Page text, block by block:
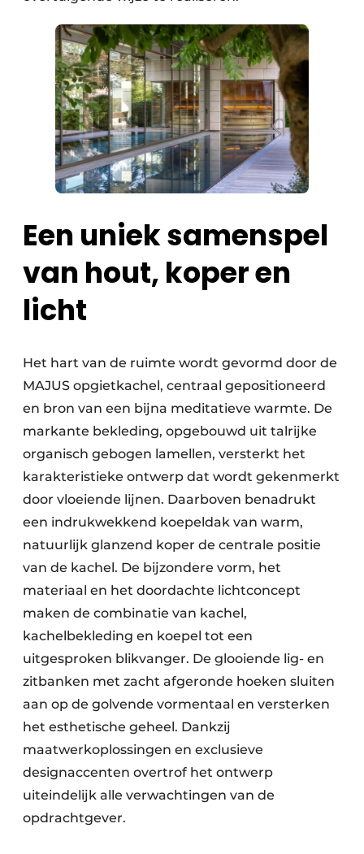
Een uniek samenspel
van hout, koper en
licht
Het hart van de ruimte wordt gevormd door de
MAJUS opgietkachel, centraal gepositioneerd
en bron van een bijna meditatieve warmte. De
markante bekleding, opgebouwd uit talrijke
organisch gebogen lamellen, versterkt het
karakteristieke ontwerp dat wordt gekenmerkt
door vloeiende lijnen. Daarboven benadrukt
een indrukwekkend koepeldak van warm,
natuurlijk glanzend koper de centrale positie
van de kachel. De bijzondere vorm, het
materiaal en het doordachte lichtconcept
maken de combinatie van kachel,
kachelbekleding en koepel tot een
uitgesproken blikvanger. De glooiende lig- en
zitbanken met zacht afgeronde hoeken sluiten
aan op de golvende vormentaal en versterken
het esthetische geheel. Dankzij
maatwerkoplossingen en exclusieve
designaccenten overtrof het ontwerp
uiteindelijk alle verwachtingen van de
opdrachtgever.